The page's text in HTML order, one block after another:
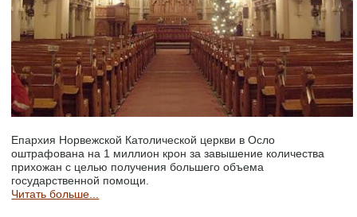
Епархия Норвежской Католической церкви в Осло
оштрафована на 1 миллион крон за завышение количества
прихожан с целью получения большего объема
государственной помощи.
Читать больше...